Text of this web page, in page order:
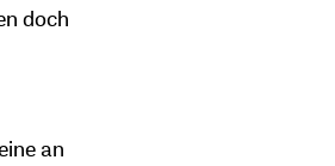
doch
an